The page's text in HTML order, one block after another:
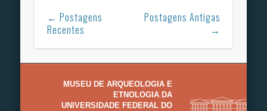
← Postagens
Recentes
Postagens Antigas
→
MUSEU DE ARQUEOLOGIA E
ETNOLOGIA DA
UNIVERSIDADE FEDERAL DO